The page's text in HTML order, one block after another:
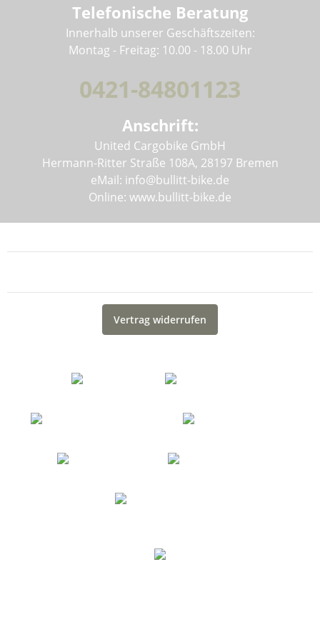
Telefonische Beratung
Innerhalb unserer Geschäftszeiten:
Montag - Freitag: 10.00 - 18.00 Uhr
0421-84801123
Anschrift:
United Cargobike GmbH
Hermann-Ritter Straße 108A, 28197 Bremen
eMail: info@bullitt-bike.de
Online: www.bullitt-bike.de
Vertrag widerrufen